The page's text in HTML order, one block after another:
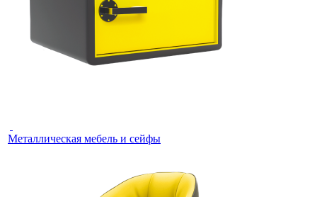
Металлическая мебель и сейфы